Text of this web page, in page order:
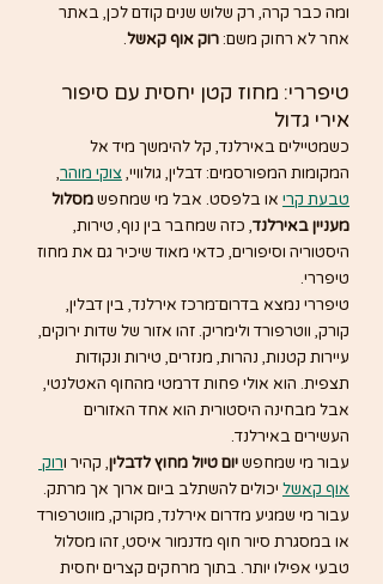
ומה כבר קרה, רק שלוש שנים קודם לכן, באתר
אחר לא רחוק משם: רוק אוף קאשל.
טיפררי: מחוז קטן יחסית עם סיפור
אירי גדול
כשמטיילים באירלנד, קל להימשך מיד אל
המקומות המפורסמים: דבלין, גולוויי, צוקי מוהר,
טבעת קרי או בלפסט. אבל מי שמחפש מסלול
מעניין באירלנד, כזה שמחבר בין נוף, טירות,
היסטוריה וסיפורים, כדאי מאוד שיכיר גם את מחוז
טיפררי.
טיפררי נמצא בדרום־מרכז אירלנד, בין דבלין,
קורק, ווטרפורד ולימריק. זהו אזור של שדות ירוקים,
עיירות קטנות, נהרות, מנזרים, טירות ונקודות
תצפית. הוא אולי פחות דרמטי מהחוף האטלנטי,
אבל מבחינה היסטורית הוא אחד האזורים
העשירים באירלנד.
עבור מי שמחפש יום טיול מחוץ לדבלין, קהיר ורוק
אוף קאשל יכולים להשתלב ביום ארוך אך מרתק.
עבור מי שמגיע מדרום אירלנד, מקורק, מווטרפורד
או במסגרת סיור חוף מדנמור איסט, זהו מסלול
טבעי אפילו יותר. בתוך מרחקים קצרים יחסית